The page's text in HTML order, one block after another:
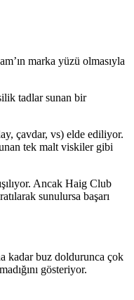
marka yüzü olmasıyla
tadlar sunan bir
çavdar, vs) elde ediliyor.
tek malt viskiler gibi
Ancak Haig Club
sunulursa başarı
kadar buz doldurunca çok
gösteriyor.